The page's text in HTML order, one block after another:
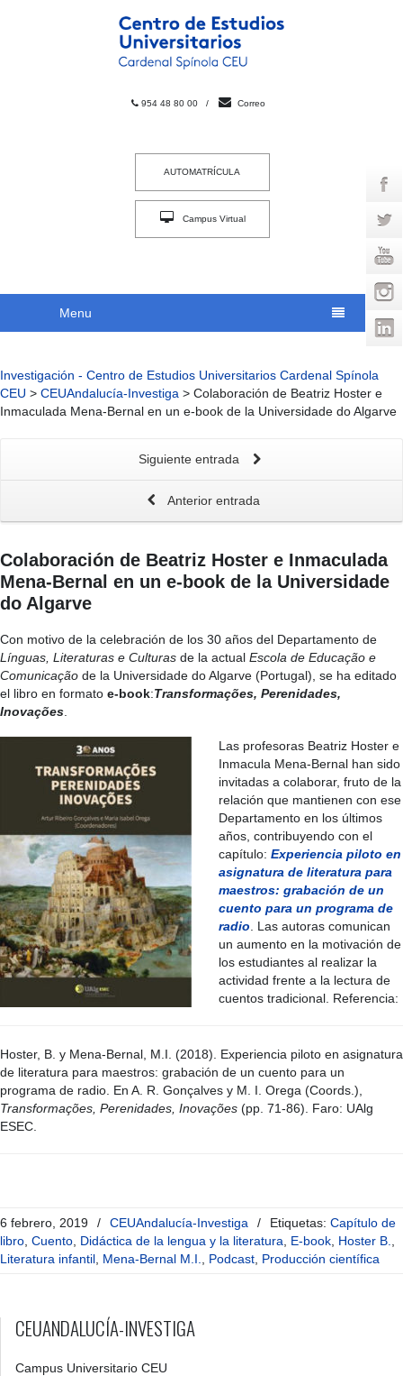
954 48 80 00 / Correo
AUTOMATRÍCULA
Campus Virtual
Menu
Investigación - Centro de Estudios Universitarios Cardenal Spínola
CEU > CEUAndalucía-Investiga > Colaboración de Beatriz Hoster e
Inmaculada Mena-Bernal en un e-book de la Universidade do Algarve
Siguiente entrada
Anterior entrada
Colaboración de Beatriz Hoster e Inmaculada
Mena-Bernal en un e-book de la Universidade
do Algarve
Con motivo de la celebración de los 30 años del Departamento de
Línguas, Literaturas e Culturas de la actual Escola de Educação e
Comunicação de la Universidade do Algarve (Portugal), se ha editado
el libro en formato e-book:Transformações, Perenidades,
Inovações
Las profesoras Beatriz Hoster e
Inmacula Mena-Bernal han sido
invitadas a colaborar, fruto de la
relación que mantienen con ese
Departamento en los últimos
años, contribuyendo con el
capítulo: Experiencia piloto en
asignatura de literatura para
maestros: grabación de un
cuento para un programa de
radio . Las autoras comunican
un aumento en la motivación de
los estudiantes al realizar la
actividad frente a la lectura de
cuentos tradicional. Referencia:
Hoster, B. y Mena-Bernal, M.I. (2018). Experiencia piloto en asignatura
de literatura para maestros: grabación de un cuento para un
programa de radio. En A. R. Gonçalves y M. I. Orega (Coords.),
Transformações, Perenidades, Inovações (pp. 71-86). Faro: UAlg
ESEC.
6 febrero, 2019 / CEUAndalucía-Investiga / Etiquetas: Capítulo de
libro Cuento Didáctica de la lengua y la literatura E-book Hoster B.
Literatura infantil Mena-Bernal M.I. Podcast Producción científica
CEUANDALUCÍA-INVESTIGA
Campus Universitario CEU